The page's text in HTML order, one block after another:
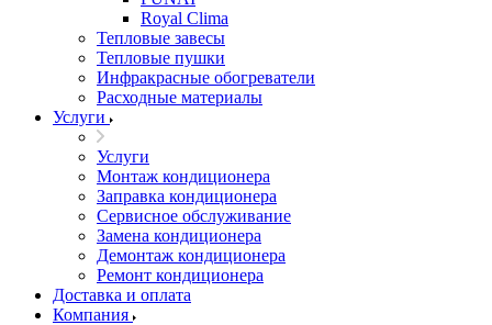
Royal Clima
Тепловые завесы
Тепловые пушки
Инфракрасные обогреватели
Расходные материалы
Услуги
Услуги
Монтаж кондиционера
Заправка кондиционера
Сервисное обслуживание
Замена кондиционера
Демонтаж кондиционера
Ремонт кондиционера
Доставка и оплата
Компания